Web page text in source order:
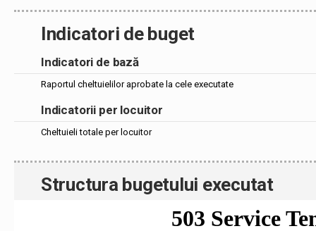
Indicatori de buget
Indicatori de bază
Raportul cheltuielilor aprobate la cele executate
Indicatorii per locuitor
Cheltuieli totale per locuitor
Structura bugetului executat